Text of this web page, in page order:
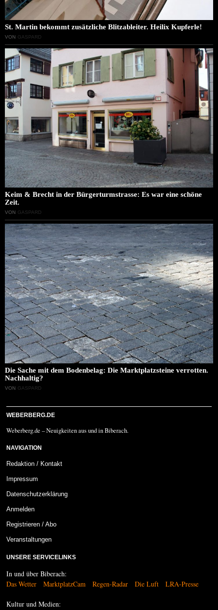
St. Martin bekommt zusätzliche Blitzableiter. Heilix Kupferle!
VON GASPARD
Keim & Brecht in der Bürgerturmstrasse: Es war eine schöne
Zeit.
VON GASPARD
Die Sache mit dem Bodenbelag: Die Marktplatzsteine verrotten.
Nachhaltig?
VON GASPARD
WEBERBERG.DE
Weberberg.de – Neuigkeiten aus und in Biberach.
NAVIGATION
Redaktion / Kontakt
Impressum
Datenschutzerklärung
Anmelden
Registrieren / Abo
Veranstaltungen
UNSERE SERVICELINKS
In und über Biberach:
Das Wetter
MarktplatzCam Regen-Radar Die Luft LRA-Presse
Kultur und Medien: